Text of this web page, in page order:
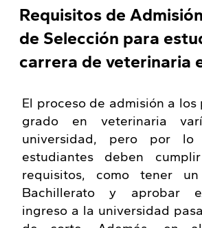
Requisitos de
de Selección para
carrera de veterinaria
El proceso de admisión a los
grado en veterinaria
universidad, pero por lo
estudiantes deben
requisitos, como tener
Bachillerato y aprobar
ingreso a la universidad